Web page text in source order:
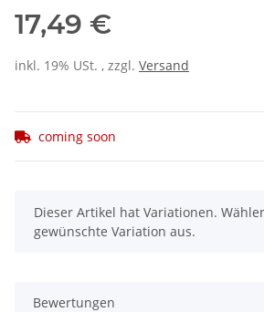
17,49 €
inkl. 19% USt. , zzgl. Versand
coming soon
x
Dieser Artikel hat Variationen.
gewünschte Variation aus.
Bewertungen